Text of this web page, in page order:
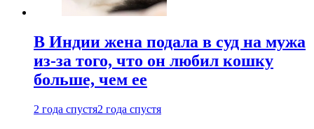
В Индии жена подала в суд на мужа
из-за того, что он любил кошку
больше, чем ее
2 года спустя2 года спустя